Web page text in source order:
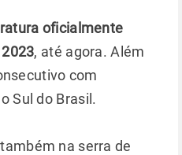
oficialmente
, até agora. Além
com
Sul do Brasil.
na serra de